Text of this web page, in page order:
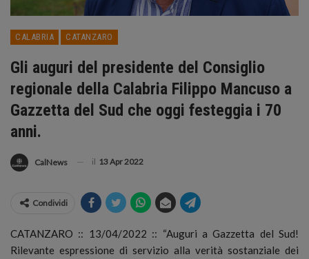
CALABRIA CATANZARO
Gli auguri del presidente del Consiglio
regionale della Calabria Filippo Mancuso a
Gazzetta del Sud che oggi festeggia i 70
anni.
CalNews il 13 Apr 2022
Condividi
CATANZARO :: 13/04/2022 :: “Auguri a Gazzetta del Sud!
Rilevante espressione di servizio alla verità sostanziale dei